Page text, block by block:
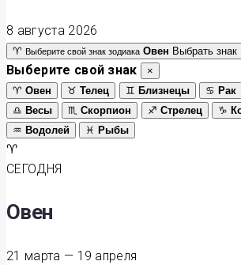
8 августа 2026
♈ Выберите свой знак зодиака Овен Выбрать знак
Выберите свой знак
×
♈ Овен ♉ Телец ♊ Близнецы ♋ Рак
♎ Весы ♏ Скорпион ♐ Стрелец ♑
♒ Водолей ♓ Рыбы
♈
СЕГОДНЯ
Овен
21 марта — 19 апреля